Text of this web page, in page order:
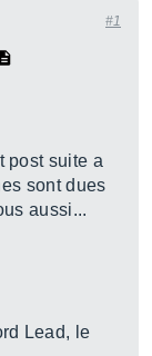
#1
post suite a
sont dues
aussi...
Lead, le